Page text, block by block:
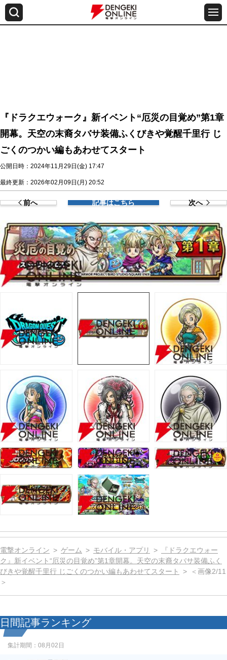
『ドラクエウォーク』新イベント“厄災の目覚め”第1章
開幕。天空の末裔タバサ装備ふくびきや覚醒千里行 じ
ごくのつかい編もあわせてスタート
公開日時：2024年11月29日(金) 17:47
最終更新：2026年02月09日(月) 20:52
前へ 記事はこちら 次へ
電撃オンライン ゲーム モバイル・アプリ
『ドラクエウォー
ク』新イベント“厄災の目覚め”第1章開幕。天空の末裔タバサ装備ふく
びきや覚醒千里行 じごくのつかい編もあわせてスタート
＜画像2/11
＞
日間記事ランキング
集計期間： 08月02日